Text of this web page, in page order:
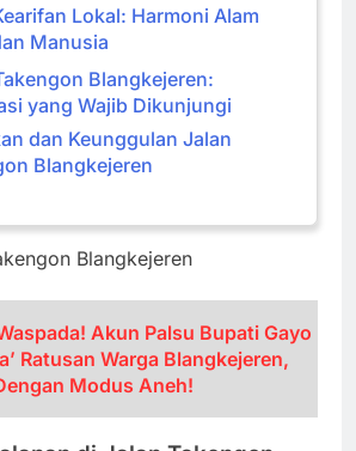
Lokal: Harmoni Alam
Manusia
Blangkejeren:
yang Wajib Dikunjungi
dan Keunggulan Jalan
Blangkejeren
Blangkejeren
Akun Palsu Bupati Gayo
Ratusan Warga Blangkejeren,
Modus Aneh!